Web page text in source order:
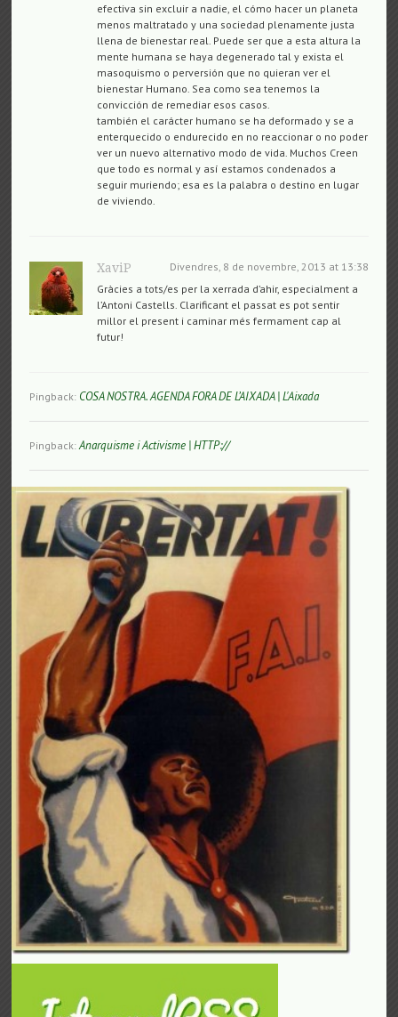
efectiva sin excluir a nadie, el cómo hacer un planeta
menos maltratado y una sociedad plenamente justa
llena de bienestar real. Puede ser que a esta altura la
mente humana se haya degenerado tal y exista el
masoquismo o perversión que no quieran ver el
bienestar Humano. Sea como sea tenemos la
convicción de remediar esos casos.
también el carácter humano se ha deformado y se a
enterquecido o endurecido en no reaccionar o no poder
ver un nuevo alternativo modo de vida. Muchos Creen
que todo es normal y así estamos condenados a
seguir muriendo; esa es la palabra o destino en lugar
de viviendo.
XaviP
Divendres, 8 de novembre, 2013 at 13:38
Gràcies a tots/es per la xerrada d’ahir, especialment a
l’Antoni Castells. Clarificant el passat es pot sentir
millor el present i caminar més fermament cap al
futur!
Pingback: COSA NOSTRA. AGENDA FORA DE L’AIXADA | L'Aixada
Pingback:Anarquisme i Activisme | HTTP://